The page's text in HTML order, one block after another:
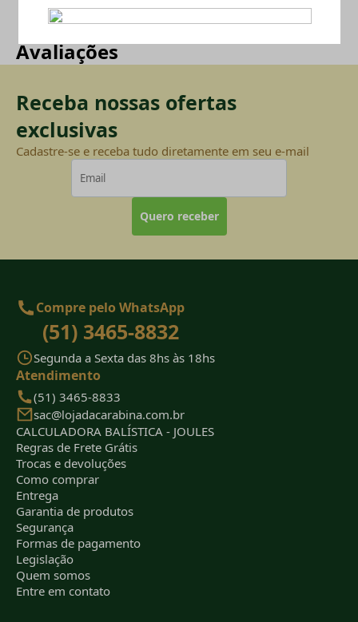
Avaliações
Receba nossas ofertas
exclusivas
Cadastre-se e receba tudo diretamente em seu e-mail
Quero receber
Compre pelo WhatsApp
(51) 3465-8832
Segunda a Sexta das 8hs às 18hs
Atendimento
(51) 3465-8833
sac@lojadacarabina.com.br
CALCULADORA BALÍSTICA - JOULES
Regras de Frete Grátis
Trocas e devoluções
Como comprar
Entrega
Garantia de produtos
Segurança
Formas de pagamento
Legislação
Quem somos
Entre em contato